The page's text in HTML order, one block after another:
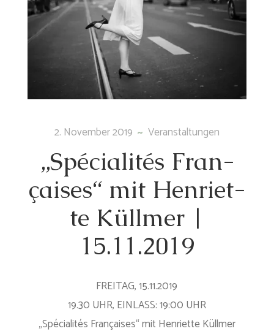
2. November 2019 Veranstaltungen
„Spé­cia­li­tés Fran­
çai­ses“ mit Hen­ri­et­
te Küll­mer |
15.11.2019
FREITAG, 15.11.2019
19.30 UHR, EINLASS: 19:00 UHR
„Spé­cia­li­tés Fran­çai­ses“ mit Hen­ri­et­te Küllmer